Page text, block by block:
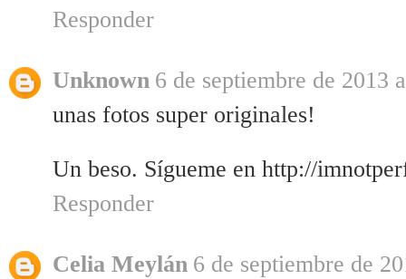
Responder
Unknown 6 de septiembre de 2013
unas fotos super originales!
Un beso. Sígueme en http://
Responder
Celia Meylán 6 de septiembre de